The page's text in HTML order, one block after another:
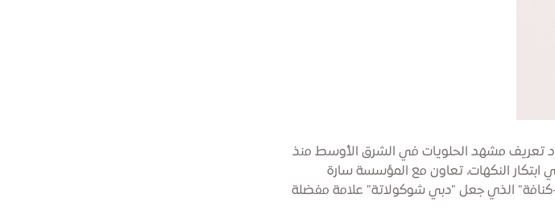
تعريف مشهد الحلويات في الشرق الأوسط منذ
في ابتكار النكهات، تعاون مع المؤسسة سارة
كنافة" الذي جعل "دبي شوكولاتة" علامة مفضلة